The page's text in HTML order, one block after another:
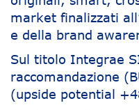
market finalizzati
e della brand
Sul titolo Integrae
raccomandazione
(upside potential